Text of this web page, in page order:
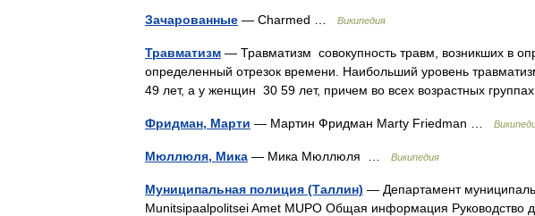
Зачарованные — Charmed … Википедия
Травматизм — Травматизм совокупность травм, возникших в
определенный отрезок времени. Наибольший уровень
49 лет, а у женщин 30 59 лет, причем во всех возрастных
Фридман, Марти — Мартин Фридман Marty Friedman …
Мюллюля, Мика — Мика Мюллюля … Википедия
Муниципальная полиция (Таллин) — Департамент
Munitsipaalpolitsei Amet MUPO Общая информация Руководство